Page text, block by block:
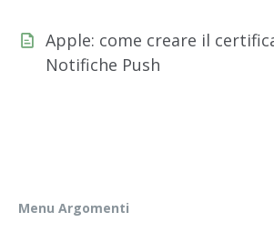
Apple: come creare il
Notifiche Push
Menu Argomenti